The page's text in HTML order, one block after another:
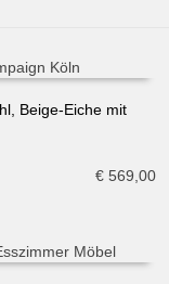
Beige-Eiche mit
€569,00